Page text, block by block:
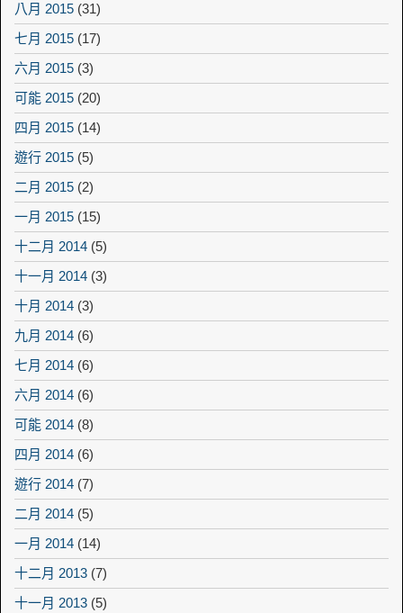
八月 2015 (31)
七月 2015 (17)
六月 2015 (3)
可能 2015 (20)
四月 2015 (14)
遊行 2015 (5)
二月 2015 (2)
一月 2015 (15)
十二月 2014 (5)
十一月 2014 (3)
十月 2014 (3)
九月 2014 (6)
七月 2014 (6)
六月 2014 (6)
可能 2014 (8)
四月 2014 (6)
遊行 2014 (7)
二月 2014 (5)
一月 2014 (14)
十二月 2013 (7)
十一月 2013 (5)